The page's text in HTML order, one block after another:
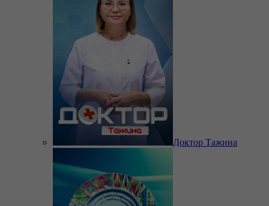
Доктор Тажина